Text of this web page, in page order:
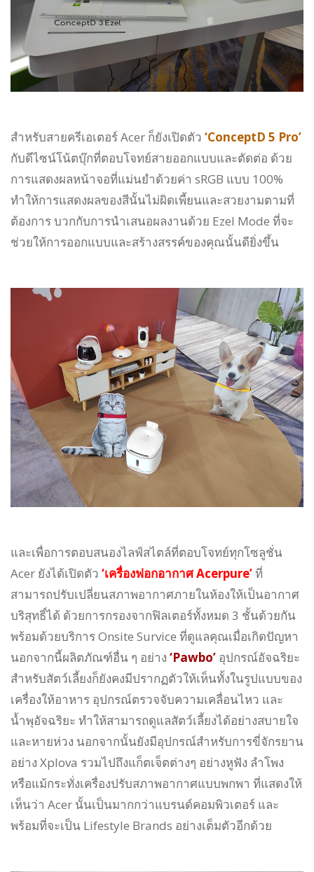
สำหรับสายครีเอเตอร์ Acer ก็ยังเปิดตัว ‘ConceptD 5 Pro’
กับดีไซน์โน้ตบุ๊กที่ตอบโจทย์สายออกแบบและตัดต่อ ด้วย
การแสดงผลหน้าจอที่แม่นยำด้วยค่า sRGB แบบ 100%
ทำให้การแสดงผลของสีนั้นไม่ผิดเพี้ยนและสวยงามตามที่
ต้องการ บวกกับการนำเสนอผลงานด้วย Ezel Mode ที่จะ
ช่วยให้การออกแบบและสร้างสรรค์ของคุณนั้นดียิ่งขึ้น
และเพื่อการตอบสนองไลฟ์สไตล์ที่ตอบโจทย์ทุกโซลูชั่น
Acer ยังได้เปิดตัว ‘เครื่องฟอกอากาศ Acerpure’ที่
สามารถปรับเปลี่ยนสภาพอากาศภายในห้องให้เป็นอากาศ
บริสุทธิ์ได้ ด้วยการกรองจากฟิลเตอร์ทั้งหมด 3 ชั้นด้วยกัน
พร้อมด้วยบริการ Onsite Survice ที่ดูแลคุณเมื่อเกิดปัญหา
นอกจากนี้ผลิตภัณฑ์อื่น ๆ อย่าง ‘Pawbo’ อุปกรณ์อัจฉริยะ
สำหรับสัตว์เลี้ยงก็ยังคงมีปรากฏตัวให้เห็นทั้งในรูปแบบของ
เครื่องให้อาหาร อุปกรณ์ตรวจจับความเคลื่อนไหว และ
น้ำพุอัจฉริยะ ทำให้สามารถดูแลสัตว์เลี้ยงได้อย่างสบายใจ
และหายห่วง นอกจากนั้นยังมีอุปกรณ์สำหรับการขี่จักรยาน
อย่าง Xplova รวมไปถึงแก็ตเจ็ตต่างๆ อย่างหูฟัง ลำโพง
หรือแม้กระทั่งเครื่องปรับสภาพอากาศแบบพกพา ที่แสดงให้
เห็นว่า Acer นั้นเป็นมากกว่าแบรนด์คอมพิวเตอร์ และ
พร้อมที่จะเป็น Lifestyle Brands อย่างเต็มตัวอีกด้วย